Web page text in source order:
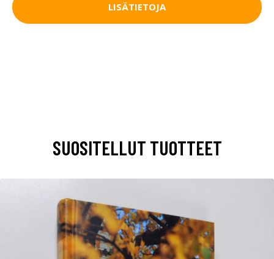
LISÄTIETOJA
SUOSITELLUT TUOTTEET